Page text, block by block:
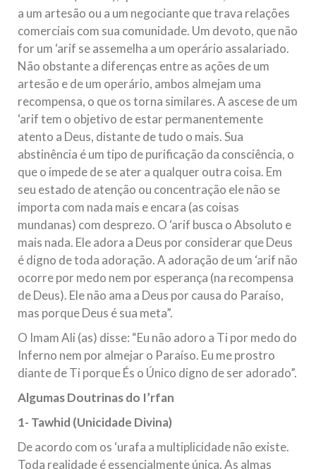
a um artesão ou a um negociante que trava relações
comerciais com sua comunidade. Um devoto, que não
for um ‘arif se assemelha a um operário assalariado.
Não obstante a diferenças entre as ações de um
artesão e de um operário, ambos almejam uma
recompensa, o que os torna similares. A ascese de um
‘arif tem o objetivo de estar permanentemente
atento a Deus, distante de tudo o mais. Sua
abstinência é um tipo de purificação da consciência, o
que o impede de se ater a qualquer outra coisa. Em
seu estado de atenção ou concentração ele não se
importa com nada mais e encara (as coisas
mundanas) com desprezo. O ‘arif busca o Absoluto e
mais nada. Ele adora a Deus por considerar que Deus
é digno de toda adoração. A adoração de um ‘arif não
ocorre por medo nem por esperança (na recompensa
de Deus). Ele não ama a Deus por causa do Paraíso,
mas porque Deus é sua meta”.
O Imam Ali (as) disse: “Eu não adoro a Ti por medo do
Inferno nem por almejar o Paraíso. Eu me prostro
diante de Ti porque És o Único digno de ser adorado”.
Algumas Doutrinas do I’rfan
1- Tawhid (Unicidade Divina)
De acordo com os ‘urafa a multiplicidade não existe.
Toda realidade é essencialmente única. As almas